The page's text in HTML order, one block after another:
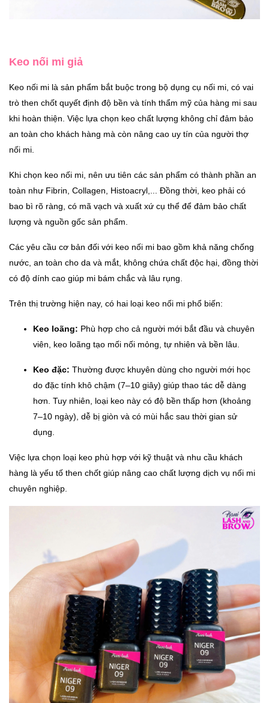
Keo nối mi giả
Keo nối mi là sản phẩm bắt buộc trong bộ dụng cụ nối mi, có vai
trò then chốt quyết định độ bền và tính thẩm mỹ của hàng mi sau
khi hoàn thiện. Việc lựa chọn keo chất lượng không chỉ đảm bảo
an toàn cho khách hàng mà còn nâng cao uy tín của người thợ
nối mi.
Khi chọn keo nối mi, nên ưu tiên các sản phẩm có thành phần an
toàn như Fibrin, Collagen, Histoacryl,... Đồng thời, keo phải có
bao bì rõ ràng, có mã vạch và xuất xứ cụ thể để đảm bảo chất
lượng và nguồn gốc sản phẩm.
Các yêu cầu cơ bản đối với keo nối mi bao gồm khả năng chống
nước, an toàn cho da và mắt, không chứa chất độc hại, đồng thời
có độ dính cao giúp mi bám chắc và lâu rụng.
Trên thị trường hiện nay, có hai loại keo nối mi phổ biến:
Keo loãng: Phù hợp cho cả người mới bắt đầu và chuyên
viên, keo loãng tạo mối nối mỏng, tự nhiên và bền lâu.
Keo đặc: Thường được khuyên dùng cho người mới học
do đặc tính khô chậm (7–10 giây) giúp thao tác dễ dàng
hơn. Tuy nhiên, loại keo này có độ bền thấp hơn (khoảng
7–10 ngày), dễ bị giòn và có mùi hắc sau thời gian sử
dụng.
Việc lựa chọn loại keo phù hợp với kỹ thuật và nhu cầu khách
hàng là yếu tố then chốt giúp nâng cao chất lượng dịch vụ nối mi
chuyên nghiệp.